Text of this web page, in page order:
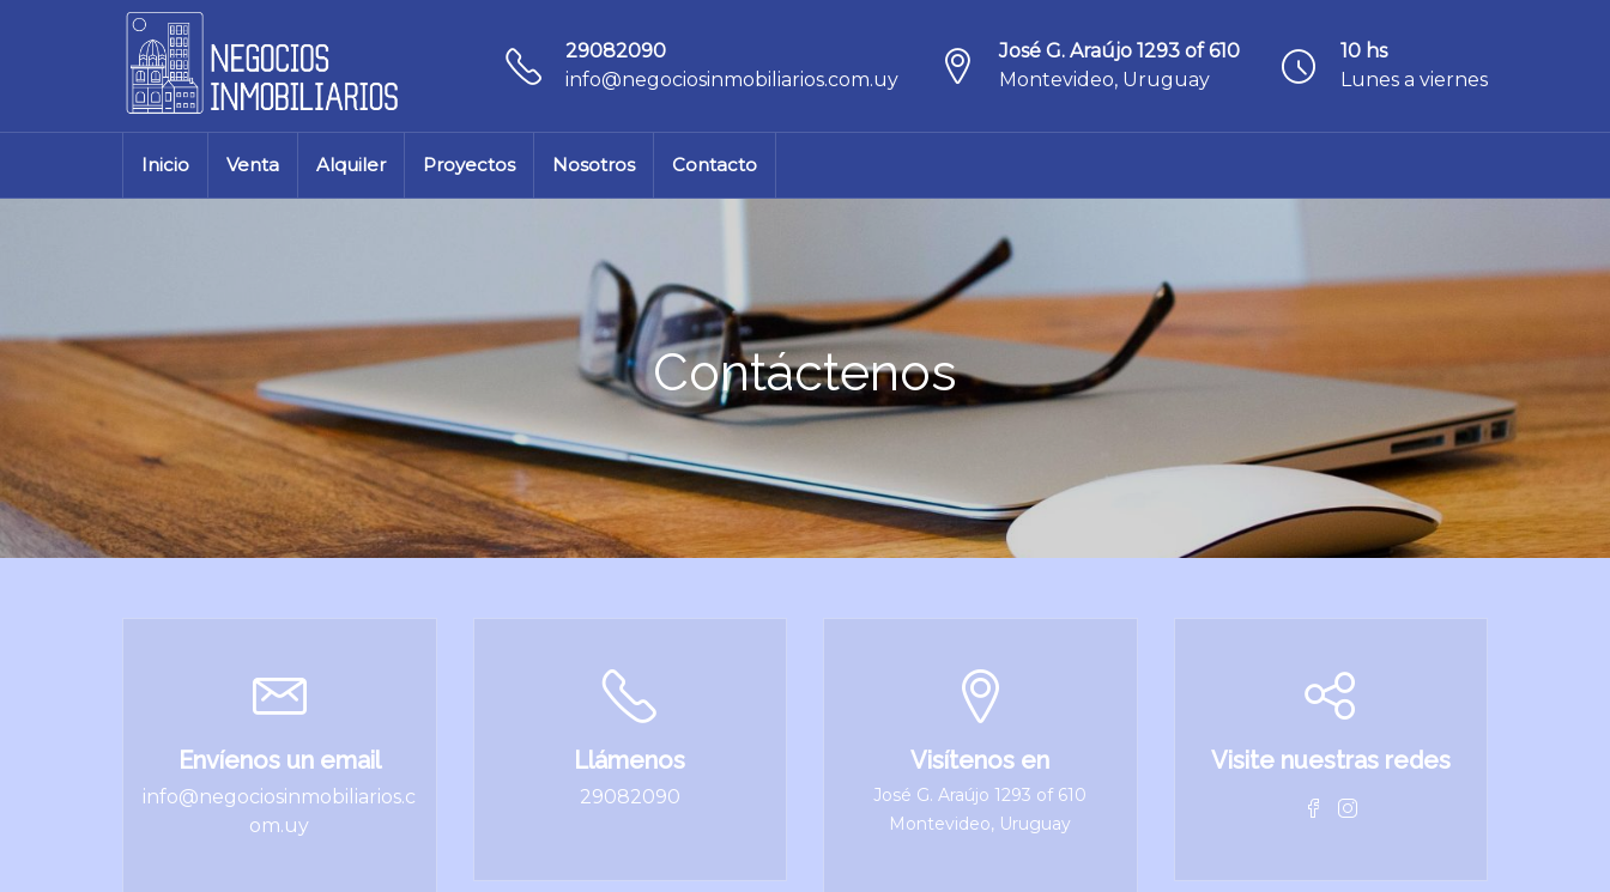
29082090
info@negociosinmobiliarios.com.uy
José G. Araújo 1293 of 610
Montevideo, Uruguay
10 hs
Lunes a viernes
Inicio Venta Alquiler Proyectos Nosotros Contacto
Contáctenos
Envíenos un email
info@negociosinmobiliarios.c
om.uy
Llámenos
29082090
Visítenos en
José G. Araújo 1293 of 610
Montevideo, Uruguay
Visite nuestras redes